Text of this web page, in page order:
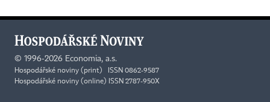
© 1996-2026 Economia, a.s.
Hospodářské noviny (print) ISSN 0862-9587
Hospodářské noviny (online) ISSN 2787-950X